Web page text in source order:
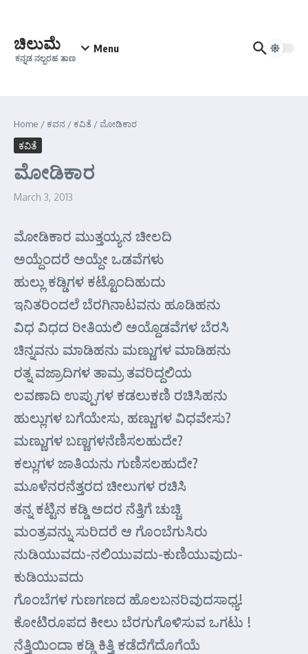
ಚಿಲುಮೆ
ಕನ್ನಡ ನಲ್ಬರಹ ತಾಣ
Menu
Home /ಕವನ /ಕವಿತೆ /ಮೋಡಿಕಾರ
ಕವಿತೆ
ಮೋಡಿಕಾರ
March 3, 2013
ಮೋಡಿಕಾರ ಮುತ್ತಯ್ಯನ ಚೀಲದಿ
ಅಯ್ದೆಂದರೆ ಅಯ್ದೇ ಒಡವೆಗಳು
ಹುಲ್ಲು ಕಡ್ಡಿಗಳ ಕಟ್ಟೊಂದಿಹುದು
ಇನಿತರಿಂದಲೆ ಬೆರಗಿನಾಟವನು ಹೂಡಿಹನು
ವಿಧ ವಿಧದ ರೀತಿಯಲಿ ಅಯ್ದೊಡವೆಗಳ ಬೆರಸಿ
ಚಿನ್ನವನು ಮಾಡಿಹನು ಮಣ್ಣುಗಳ ಮಾಡಿಹನು
ರತ್ನ ವಜ್ರಾದಿಗಳ ತಾಮ್ರ ತವರಿದ್ದಲಿಯ
ಲವಣಾದಿ ಉಪ್ಪುಗಳ ಕಡಲುಕಣಿ ರಚಿಸಿಹನು
ಹುಲ್ಲುಗಳ ಬಗೆಯೇಸು, ಹಣ್ಣುಗಳ ವಿಧವೇಸು?
ಮಣ್ಣುಗಳ ಬಣ್ಣಗಳನೆಣಿಸಲಹುದೇ?
ಕಲ್ಲುಗಳ ಜಾತಿಯನು ಗುಣಿಸಲಹುದೇ?
ಮೂಳೆನರನೆತ್ತರದ ಚೀಲುಗಳ ರಚಿಸಿ
ತನ್ನ ಕಟ್ಟಿನ ಕಡ್ಡಿ ಅದರ ನೆತ್ತಿಗೆ ಚುಚ್ಚಿ
ಮಂತ್ರವನ್ನು ಸುರಿದರೆ ಆ ಗೊಂಬೆಗುಸಿರು
ನುಡಿಯುವದು-ನಲಿಯುವದು-ಕುಣಿಯುವುದು-
ಕುಡಿಯುವದು
ಗೊಂಬೆಗಳ ಗುಣಗಣದ ಹೊಲಬನರಿವುದಸಾಧ್ಯ!
ಕೋಟಿರೂಪದ ಕೀಲು ಬೆರಗುಗೊಳಿಸುವ ಒಗಟು !
ನೆತ್ತಿಯಿಂದಾ ಕಡ್ಡಿ ಕಿತ್ತಿ ಕಡೆದೆಗೆದೊಗೆಯೆ